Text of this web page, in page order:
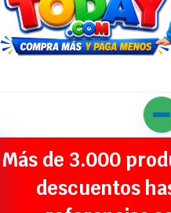
Más de 3.000
descuentos